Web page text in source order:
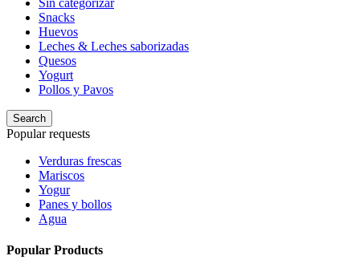
Snacks
Huevos
Leches & Leches saborizadas
Quesos
Yogurt
Pollos y Pavos
Search
Popular requests
Verduras frescas
Mariscos
Yogur
Panes y bollos
Agua
Popular Products